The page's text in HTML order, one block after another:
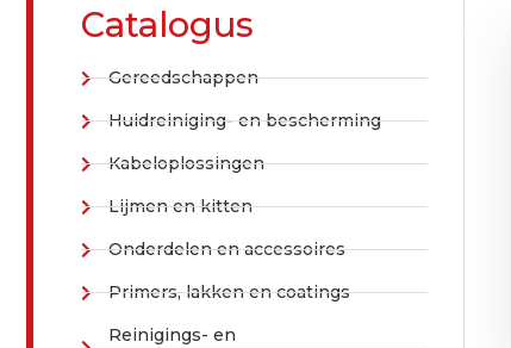
Catalogus
Gereedschappen
Huidreiniging- en bescherming
Kabeloplossingen
Lijmen en kitten
Onderdelen en accessoires
Primers, lakken en coatings
Reinigings- en